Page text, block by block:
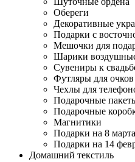
Обереги
Декоративные
Подарки с
Мешочки для
Шарики
Сувениры к
Футляры для очков
Чехлы для
Подарочные
Подарочные
Магнитики
Подарки на 8 марта
Подарки на 14
Домашний текстиль